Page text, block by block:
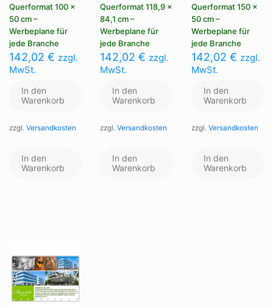
Querformat 100 x
50 cm –
Werbeplane für
jede Branche
142,02 € zzgl.
MwSt.
In den
Warenkorb
zzgl. Versandkosten
In den
Warenkorb
Querformat 118,9 x
84,1 cm –
Werbeplane für
jede Branche
142,02€ zzgl.
MwSt.
In den
Warenkorb
zzgl.Versandkosten
In den
Warenkorb
Querformat 150 x
50 cm –
Werbeplane für
jede Branche
142,02 € zzgl.
MwSt.
In den
Warenkorb
zzgl. Versandkosten
In den
Warenkorb